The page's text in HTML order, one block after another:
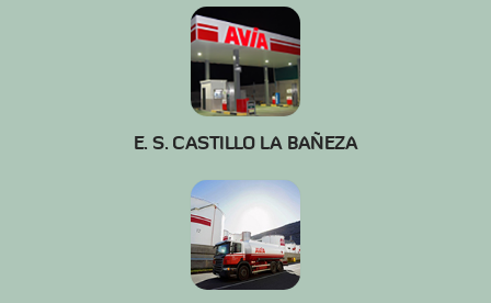
E. S. CASTILLO LA BAÑEZA